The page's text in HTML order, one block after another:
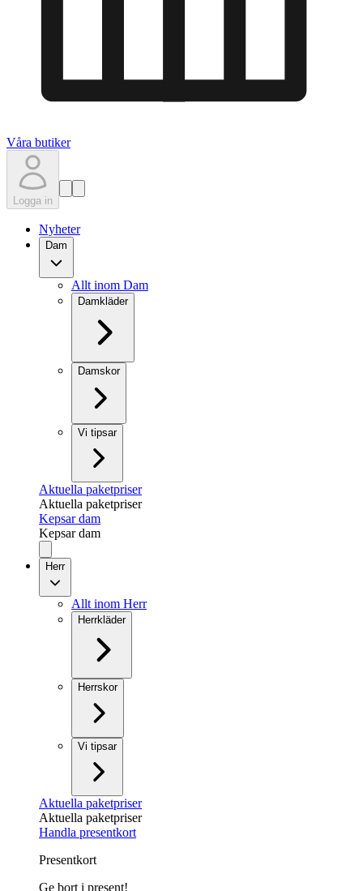
Våra butiker
Logga in
Nyheter
Dam
Allt inom Dam
Damkläder
Damskor
Vi tipsar
Aktuella paketpriser
Aktuella paketpriser
Kepsar dam
Kepsar dam
Herr
Allt inom Herr
Herrkläder
Herrskor
Vi tipsar
Aktuella paketpriser
Aktuella paketpriser
Handla presentkort
Presentkort
Ge bort i present!